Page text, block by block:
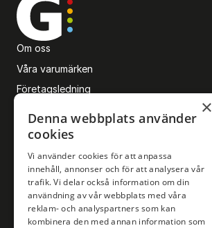
Om oss
Våra varumärken
Företagsledning
Sponsring
Upphovsrätt och AI
Företagsmarknad
Case
Nyhetsmedia
×
Denna webbplats använder
cookies
Vi använder cookies för att anpassa
innehåll, annonser och för att analysera vår
trafik. Vi delar också information om din
användning av vår webbplats med våra
reklam- och analyspartners som kan
kombinera den med annan information som